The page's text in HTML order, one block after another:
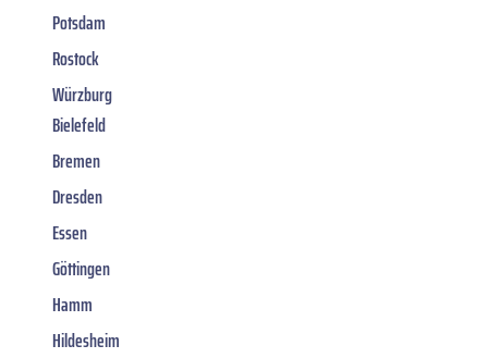
Potsdam
Rostock
Würzburg
Bielefeld
Bremen
Dresden
Essen
Göttingen
Hamm
Hildesheim